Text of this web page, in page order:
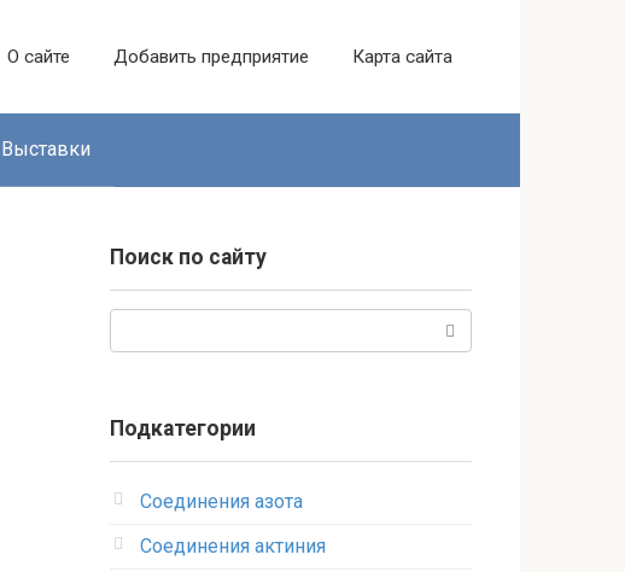
О сайте Добавить предприятие Карта сайта
Выставки
Поиск по сайту
Подкатегории
Соединения азота
Соединения актиния